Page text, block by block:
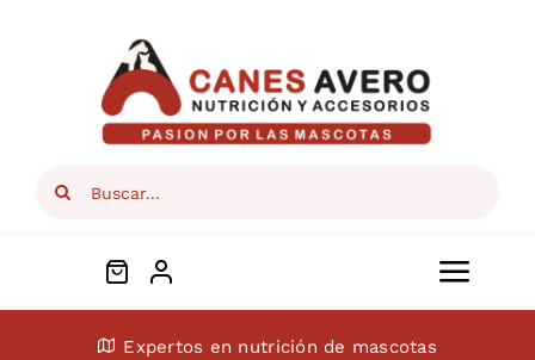
Search
ConócenosExpertos en nutrición de mascotas